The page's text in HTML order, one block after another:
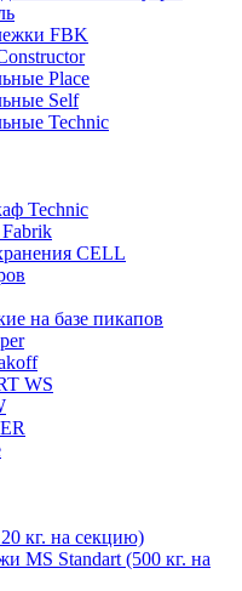
FBK
Place
Self
Technic
Technic
CELL
на базе пикапов
WS
кг. на секцию)
MS Standart (500 кг. на